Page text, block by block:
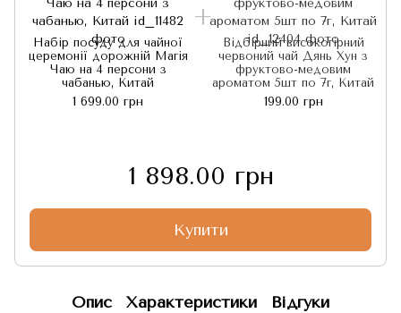
Набір посуду для чайної
церемонії дорожній Магія
Чаю на 4 персони з
чабанью, Китай
1 699.00 грн
Відбірний високогірний
червоний чай Дянь Хун з
фруктово-медовим
ароматом 5шт по 7г, Китай
199.00 грн
1 898.00 грн
Купити
Опис Характеристики Відгуки